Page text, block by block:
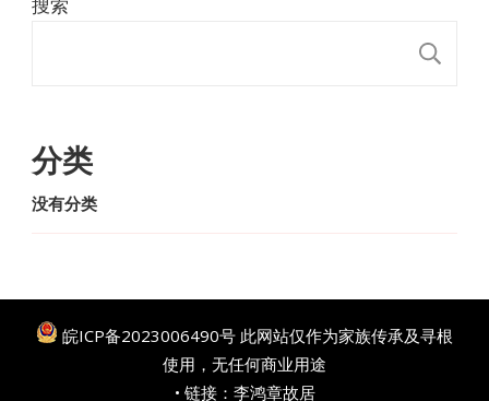
分类
没有分类
皖ICP备2023006490号 此网站仅作为家族传承及寻根
使用，无任何商业用途
• 链接： 李鸿章故居